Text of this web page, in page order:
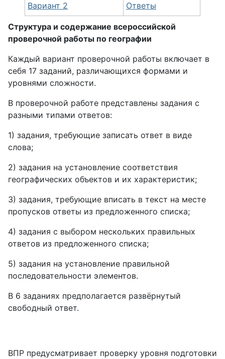
Вариант 2 Ответы
Структура и содержание всероссийской
проверочной работы по географии
Каждый вариант проверочной работы включает в
себя 17 заданий, различающихся формами и
уровнями сложности.
В проверочной работе представлены задания с
разными типами ответов:
1) задания, требующие записать ответ в виде
слова;
2) задания на установление соответствия
географических объектов и их характеристик;
3) задания, требующие вписать в текст на месте
пропусков ответы из предложенного списка;
4) задания с выбором нескольких правильных
ответов из предложенного списка;
5) задания на установление правильной
последовательности элементов.
В 6 заданиях предполагается развёрнутый
свободный ответ.
ВПР предусматривает проверку уровня подготовки